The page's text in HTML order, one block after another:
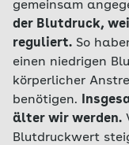
gemeinsam
der Blutdruck,
reguliert. So
einen niedrigen
körperlicher
benötigen.
älter wir werden.
Blutdruckwert